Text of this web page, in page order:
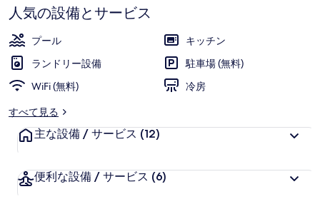
ャ
ラ
リ
ー
す
人気の設備とサービス
プール
キッチン
ランドリー設備
駐車場 (無料)
WiFi (無料)
冷房
すべて見る
主な設備 / サービス (12)
便利な設備 / サービス (6)